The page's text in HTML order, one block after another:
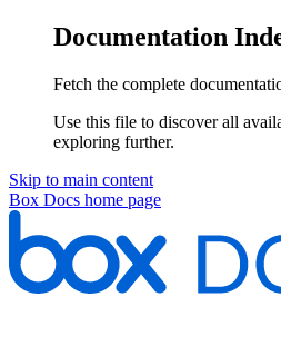
Documentation
Fetch the complete
Use this file to discover all
exploring further.
Skip to main content
Box Docs home page